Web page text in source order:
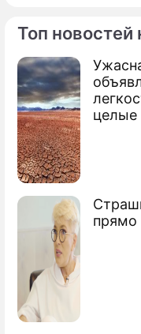
Топ новостей
целые
прямо